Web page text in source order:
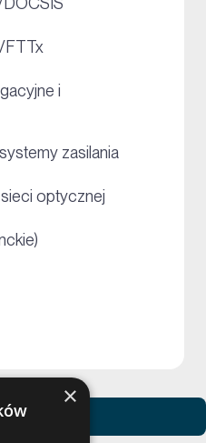
FTTx
i
zasilania
optycznej
Netceed
×